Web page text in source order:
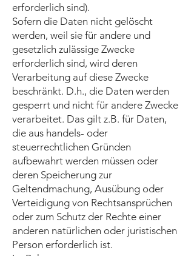
erforderlich sind).
Sofern die Daten nicht gelöscht
werden, weil sie für andere und
gesetzlich zulässige Zwecke
erforderlich sind, wird deren
Verarbeitung auf diese Zwecke
beschränkt. D.h., die Daten werden
gesperrt und nicht für andere Zwecke
verarbeitet. Das gilt z.B. für Daten,
die aus handels- oder
steuerrechtlichen Gründen
aufbewahrt werden müssen oder
deren Speicherung zur
Geltendmachung, Ausübung oder
Verteidigung von Rechtsansprüchen
oder zum Schutz der Rechte einer
anderen natürlichen oder juristischen
Person erforderlich ist.